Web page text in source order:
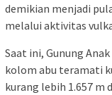
demikian menjadi
melalui aktivitas
Saat ini, Gunung
kolom abu teramati
kurang lebih 1.657 m